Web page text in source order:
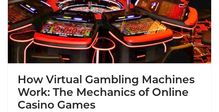
How Virtual Gambling Machines
Work: The Mechanics of Online
Casino Games